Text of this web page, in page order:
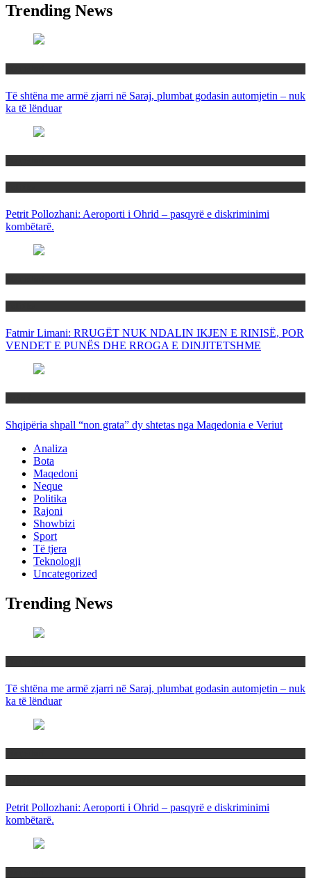
Trending News
Të shtëna me armë zjarri në Saraj, plumbat godasin automjetin – nuk
ka të lënduar
Petrit Pollozhani: Aeroporti i Ohrid – pasqyrë e diskriminimi
kombëtarë.
Fatmir Limani: RRUGËT NUK NDALIN IKJEN E RINISË, POR
VENDET E PUNËS DHE RROGA E DINJITETSHME
Shqipëria shpall “non grata” dy shtetas nga Maqedonia e Veriut
Analiza
Bota
Maqedoni
Neque
Politika
Rajoni
Showbizi
Sport
Të tjera
Teknologji
Uncategorized
Trending News
Të shtëna me armë zjarri në Saraj, plumbat godasin automjetin – nuk
ka të lënduar
Petrit Pollozhani: Aeroporti i Ohrid – pasqyrë e diskriminimi
kombëtarë.